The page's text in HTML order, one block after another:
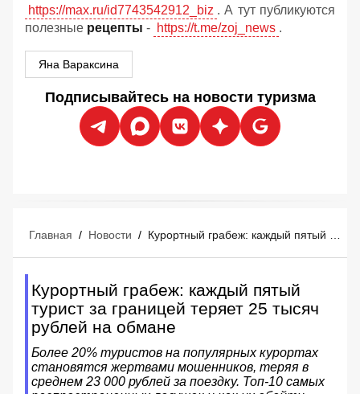
https://max.ru/id7743542912_biz . А тут публикуются
полезные рецепты - https://t.me/zoj_news .
Яна Вараксина
Подписывайтесь на новости туризма
Главная / Новости /
Курортный грабеж: каждый пятый
турист за границей теряет 25 тысяч
рублей на обмане
Более 20% туристов на популярных курортах
становятся жертвами мошенников, теряя в
среднем 23 000 рублей за поездку. Топ-10 самых